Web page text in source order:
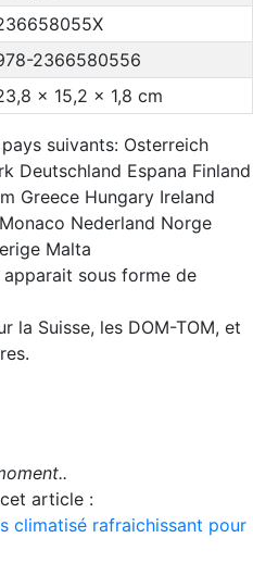
2366580556
x 15,2 x 1,8 cm
suivants: Osterreich
Deutschland Espana Finland
Greece Hungary Ireland
Nederland Norge
Malta
sous forme de
la Suisse, les DOM-TOM, et
article :
climatisé rafraichissant pour